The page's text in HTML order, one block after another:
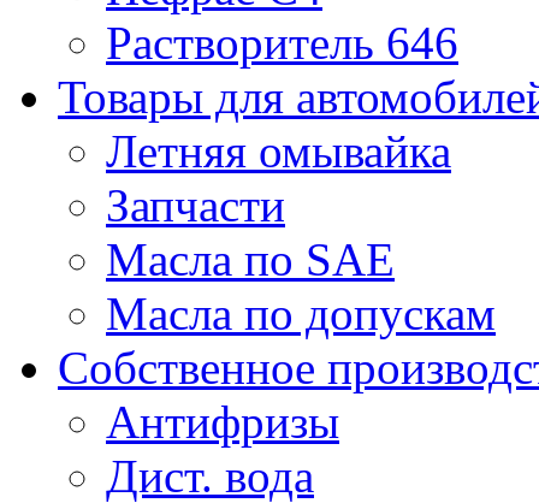
Растворитель 646
Товары для
Летняя омывайка
Запчасти
Масла по SAE
Масла по допускам
Собственное
Антифризы
Дист. вода